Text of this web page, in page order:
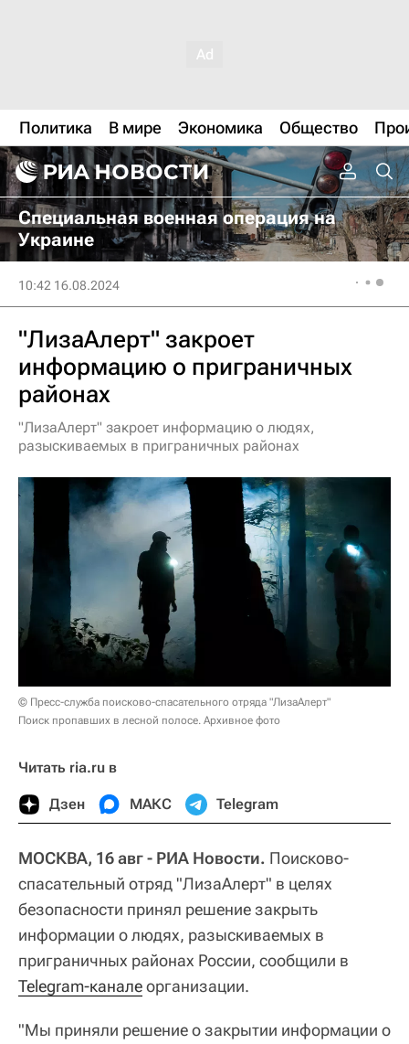
Политика В мире Экономика Общество
Специальная военная операция на
Украине
10:42 16.08.2024
"ЛизаАлерт" закроет
информацию о приграничных
районах
"ЛизаАлерт" закроет информацию о людях,
разыскиваемых в приграничных районах
© Пресс-служба поисково-спасательного отряда "‎ЛизаАлерт"‎
Поиск пропавших в лесной полосе. Архивное фото
Читать ria.ru в
Дзен МАКС Telegram
МОСКВА, 16 авг - РИА Новости. Поисково-
спасательный отряд "ЛизаАлерт" в целях
безопасности принял решение закрыть
информации о людях, разыскиваемых в
приграничных районах России, сообщили в
Telegram-каналеорганизации.
"Мы приняли решение о закрытии информации о